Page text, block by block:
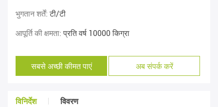
भुगतान शर्तें:टी/टी
आपूर्ति की क्षमता:प्रति वर्ष 10000 किग्रा
सबसे अच्छी कीमत पाएं अब संपर्क करें
विनिर्देश विवरण